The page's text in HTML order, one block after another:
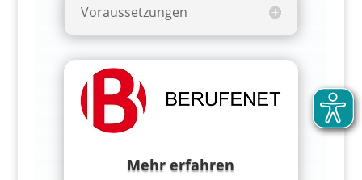
Voraussetzungen
Mehr erfahren